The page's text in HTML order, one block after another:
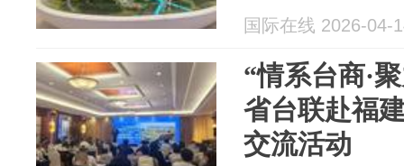
国际在线 2026-04-
“情系台商·
省台联赴福
交流活动